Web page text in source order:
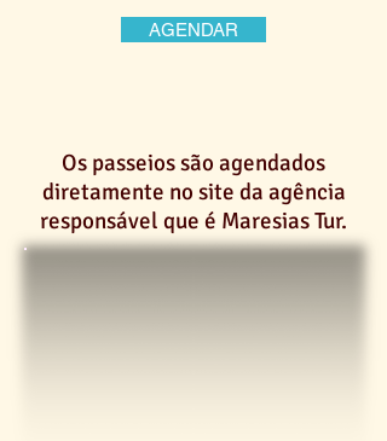
AGENDAR
Os passeios são agendados
diretamente no site da agência
responsável que é Maresias Tur.